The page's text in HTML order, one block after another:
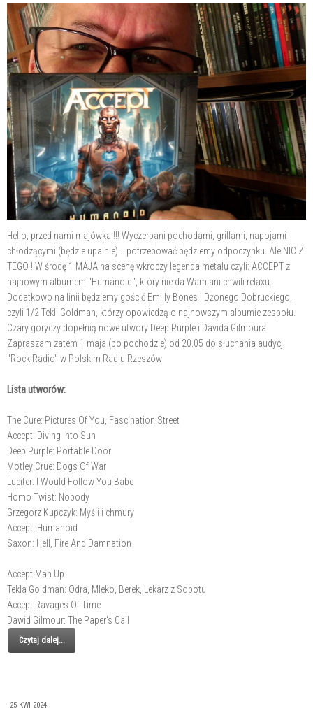
Hello, przed nami majówka !!! Wyczerpani pochodami, grillami, napojami
chłodzącymi (będzie upalnie)... potrzebować będziemy odpoczynku. Ale NIC Z
TEGO ! W środę 1 MAJA na scenę wkroczy legenda metalu czyli: ACCEPT z
najnowym albumem "Humanoid", który nie da Wam ani chwili relaxu.
Dodatkowo na linii będziemy gościć Emilly Bones i Dżonego Dobruckiego,
czyli 1/2 Tekli Goldman, którzy opowiedzą o najnowszym albumie zespołu.
Czary goryczy dopełnią nowe utwory Deep Purple i Davida Gilmoura.
Zapraszam zatem 1 maja (po pochodzie) od 20.05 do słuchania audycji
"Rock Radio" w Polskim Radiu Rzeszów
Lista utworów:
The Cure: Pictures Of You, Fascination Street
Accept: Diving Into Sun
Deep Purple: Portable Door
Motley Crue: Dogs Of War
Lucifer: I Would Follow You Babe
Homo Twist: Nobody
Grzegorz Kupczyk: Myśli i chmury
Accept: Humanoid
Saxon: Hell, Fire And Damnation
Accept:Man Up
Tekla Goldman: Odra, Mleko, Berek, Lekarz z Sopotu
Accept:Ravages Of Time
Dawid Gilmour: The Paper's Call
Czytaj dalej...
25 KWI 2024